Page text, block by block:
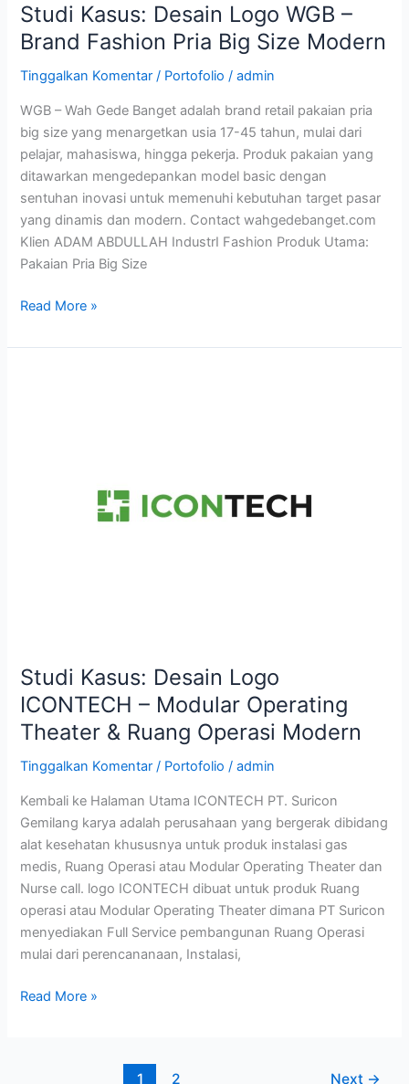
Studi Kasus: Desain Logo WGB –
Brand Fashion Pria Big Size Modern
Tinggalkan Komentar / Portofolio /admin
WGB – Wah Gede Banget adalah brand retail pakaian pria
big size yang menargetkan usia 17-45 tahun, mulai dari
pelajar, mahasiswa, hingga pekerja. Produk pakaian yang
ditawarkan mengedepankan model basic dengan
sentuhan inovasi untuk memenuhi kebutuhan target pasar
yang dinamis dan modern. Contact wahgedebanget.com
Klien ADAM ABDULLAH IndustrI Fashion Produk Utama:
Pakaian Pria Big Size
Read More »
Studi Kasus: Desain Logo
ICONTECH – Modular Operating
Theater & Ruang Operasi Modern
Tinggalkan Komentar / Portofolio /admin
Kembali ke Halaman Utama ICONTECH PT. Suricon
Gemilang karya adalah perusahaan yang bergerak dibidang
alat kesehatan khususnya untuk produk instalasi gas
medis, Ruang Operasi atau Modular Operating Theater dan
Nurse call. logo ICONTECH dibuat untuk produk Ruang
operasi atau Modular Operating Theater dimana PT Suricon
menyediakan Full Service pembangunan Ruang Operasi
mulai dari perencananaan, Instalasi,
Read More »
1 2 Next →